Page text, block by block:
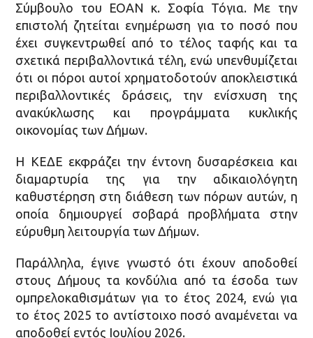
Σύμβουλο του ΕΟΑΝ κ. Σοφία Τόγια. Με την
επιστολή ζητείται ενημέρωση για το ποσό που
έχει συγκεντρωθεί από το τέλος ταφής και τα
σχετικά περιβαλλοντικά τέλη, ενώ υπενθυμίζεται
ότι οι πόροι αυτοί χρηματοδοτούν αποκλειστικά
περιβαλλοντικές δράσεις, την ενίσχυση της
ανακύκλωσης και προγράμματα κυκλικής
οικονομίας των Δήμων.
Η ΚΕΔΕ εκφράζει την έντονη δυσαρέσκεια και
διαμαρτυρία της για την αδικαιολόγητη
καθυστέρηση στη διάθεση των πόρων αυτών, η
οποία δημιουργεί σοβαρά προβλήματα στην
εύρυθμη λειτουργία των Δήμων.
Παράλληλα, έγινε γνωστό ότι έχουν αποδοθεί
στους Δήμους τα κονδύλια από τα έσοδα των
ομπρελοκαθισμάτων για το έτος 2024, ενώ για
το έτος 2025 το αντίστοιχο ποσό αναμένεται να
αποδοθεί εντός Ιουλίου 2026.